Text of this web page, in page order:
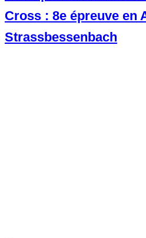
Cross : 8e épreuve en
Strassbessenbach